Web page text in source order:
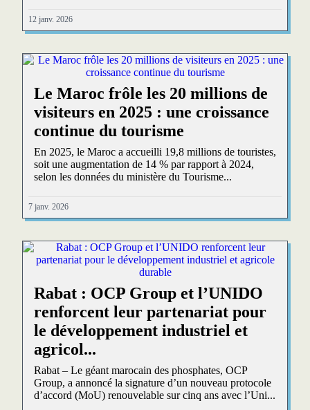
12 janv. 2026
Le Maroc frôle les 20 millions de
visiteurs en 2025 : une croissance
continue du tourisme
En 2025, le Maroc a accueilli 19,8 millions de touristes,
soit une augmentation de 14 % par rapport à 2024,
selon les données du ministère du Tourisme...
7 janv. 2026
Rabat : OCP Group et l’UNIDO
renforcent leur partenariat pour
le développement industriel et
agricol...
Rabat – Le géant marocain des phosphates, OCP
Group, a annoncé la signature d’un nouveau protocole
d’accord (MoU) renouvelable sur cinq ans avec l’Uni...